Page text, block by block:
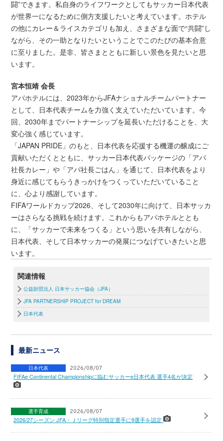
闘”できます。私自身のライフワークとしてもサッカー日本代表
が世界一になるために側方支援したいと考えています。ホテル
の他にカレー＆ライスカテゴリも加え、さまざまな面で“共闘”し
ながら、その一助となりたいということでこのたびの基本合意
に至りました。是非、皆さまとともに新しい景色を見たいと思
います。
宮本恒靖 会長
アパホテルには、2023年からJFAナショナルチームパートナー
として、日本代表チームを力強く支えていただいています。今
回、2030年までパートナーシップを延長いただけることを、大
変心強く感じています。
「JAPAN PRIDE」のもと、日本代表を応援する機運の醸成にご
貢献いただくとともに、サッカー日本代表パッケージの「アパ
社長カレー」や「アパ社長ごはん」を通じて、日本代表をより
身近に感じてもらうきっかけをつくっていただいていること
に、心より感謝しています。
FIFAワールドカップ2026、そして2030年に向けて、日本サッカ
ーはさらなる挑戦を続けます。これからもアパホテルととも
に、「サッカーで未来をつくる」という思いを共有しながら、
日本代表、そして日本サッカーの発展につなげていきたいと思
います。
関連情報
公益財団法人 日本サッカー協会（JFA）
JFA PARTNERSHIP PROJECT for DREAM
日本代表
最新ニュース
日本代表 2026/08/07
FIFAe Continental Championshipに臨むサッカーe日本代表 選手4名が決定
選手育成 2026/08/07
2026/27シーズン JFA・Ｊリーグ特別指定選手に9選手を認定